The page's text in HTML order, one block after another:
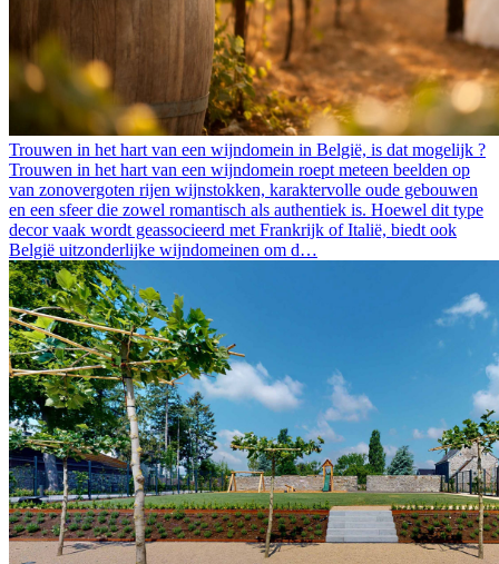
Trouwen in het hart van een wijndomein in België, is dat mogelijk ?
Trouwen in het hart van een wijndomein roept meteen beelden op
van zonovergoten rijen wijnstokken, karaktervolle oude gebouwen
en een sfeer die zowel romantisch als authentiek is. Hoewel dit type
decor vaak wordt geassocieerd met Frankrijk of Italië, biedt ook
België uitzonderlijke wijndomeinen om d…